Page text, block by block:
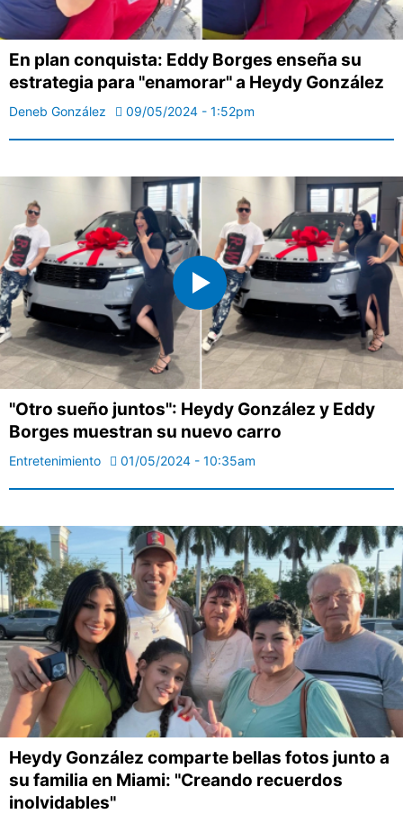
En plan conquista: Eddy Borges enseña su
estrategia para "enamorar" a Heydy González
Deneb González 09/05/2024 - 1:52pm
"Otro sueño juntos": Heydy González y Eddy
Borges muestran su nuevo carro
Entretenimiento 01/05/2024 - 10:35am
Heydy González comparte bellas fotos junto a
su familia en Miami: "Creando recuerdos
inolvidables"